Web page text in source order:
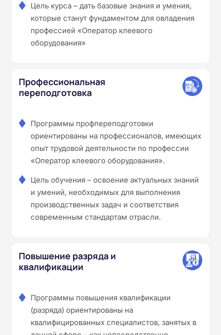
Цель курса – дать базовые знания и умения,
которые станут фундаментом для овладения
профессией «Оператор клеевого
оборудования»
Профессиональная
переподготовка
Программы профпереподготовки
ориентированы на профессионалов, имеющих
опыт трудовой деятельности по профессии
«Оператор клеевого оборудования».
Цель обучения – освоение актуальных знаний
и умений, необходимых для выполнения
производственных задач и соответствия
современным стандартам отрасли.
Повышение разряда и
квалификации
Программы повышения квалификации
(разряда) ориентированы на
квалифицированных специалистов, занятых в